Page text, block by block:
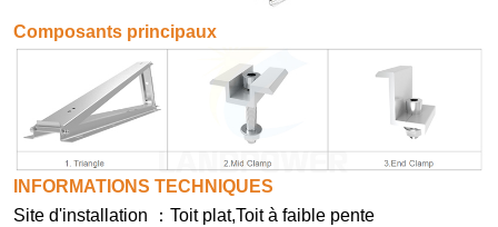
Composants principaux
INFORMATIONS TECHNIQUES
Site d'installation
： Toit plat,Toit à faible pente